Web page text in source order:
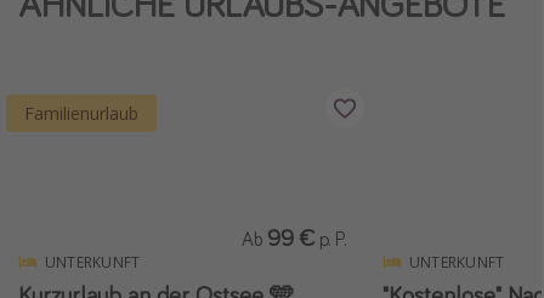
Familienurlaub
UNTERKUNFT
Ab 99 € p. P.
UNTERKUNFT